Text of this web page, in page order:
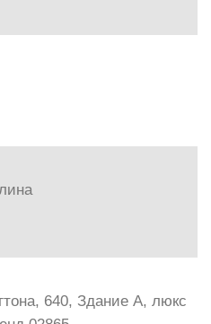
640, Здание A, люкс